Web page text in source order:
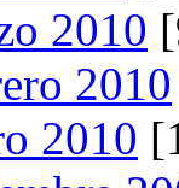
2010
2010
2010